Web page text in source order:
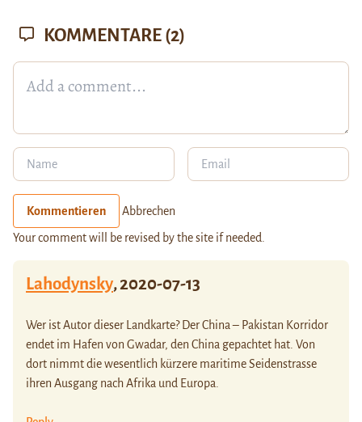
KOMMENTARE (2)
Kommentieren Abbrechen
Your comment will be revised by the site if needed.
Lahodynsky,2020-07-13
Wer ist Autor dieser Landkarte? Der China – Pakistan Korridor
endet im Hafen von Gwadar, den China gepachtet hat. Von
dort nimmt die wesentlich kürzere maritime Seidenstrasse
ihren Ausgang nach Afrika und Europa.